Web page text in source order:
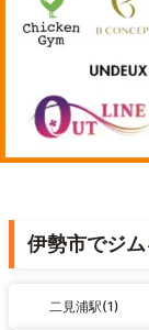
伊勢市でジ
二見浦駅(1)